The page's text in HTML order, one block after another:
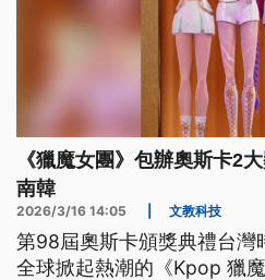
《獵魔女團》包辦奧斯卡2
南韓
2026/3/16 14:05 文教科技
第98屆奧斯卡頒獎典禮台灣
全球掀起熱潮的《Kpop 獵